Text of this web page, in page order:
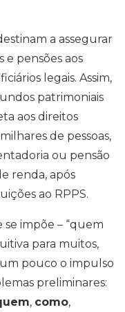
a assegurar
pensões aos
legais. Assim,
patrimoniais
aos direitos
de pessoas,
ou pensão
renda, após
ao RPPS.
impõe – “quem
para muitos,
pouco o impulso
preliminares:
, como,